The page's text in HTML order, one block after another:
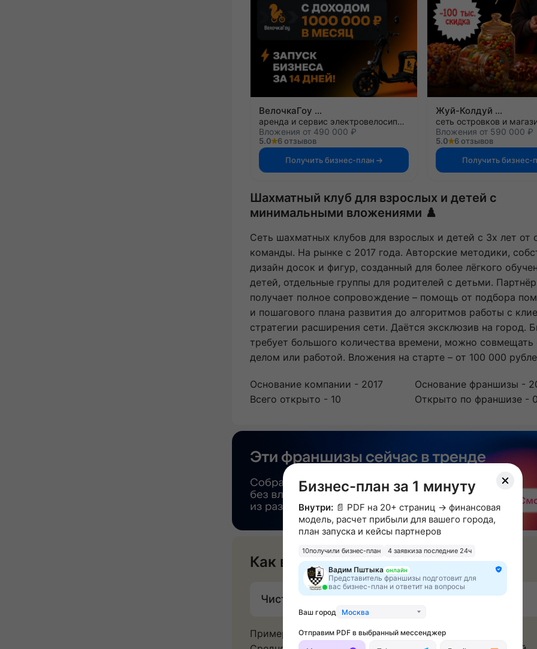
ВелочкаГоу
аренда и сервис электровелосипедов
Вложения от 490 000 ₽
5.0
6 отзывов
Получить бизнес-план
Жуй-Колдуй
Вложения от 590 000 ₽
5.0
6 отзывов
Получить бизнес-
Шахматный клуб для взрослых и детей с
минимальными вложениями ♟️
Сеть шахматных клубов для взрослых и детей с 3х лет от
команды. На рынке с 2017 года. Авторские методики,
дизайн досок и фигур, созданный для более лёгкого
детей, отдельные группы для родителей с детьми. Партнёр
получает полное сопровождение – помощь от подбора
и пошагового плана развития до алгоритмов работы с
стратегии расширения сети. Даётся эксклюзив на город.
требует большого количества времени, можно совмещать
делом или работой. Вложения на старте – от 100 000
Основание компании - 2017
Основание франшизы -
Всего открыто - 10
Открыто по франшизе - 0
Как вы будете зарабатывать
Чистая прибыль: 50 000 - 150 000 ₽ в месяц
Примерный расчет заработка одного шахматного клуба.
Бизнес-план за 1 минуту
Внутри:📄 PDF на 20+ страниц → финансовая
модель, расчет прибыли для вашего города,
план запуска и кейсы партнеров
10получили бизнес-план 4 заявкиза последние 24ч
Вадим Пштыка онлайн
Представитель франшизы подготовит для
вас бизнес-план и ответит на вопросы
Ваш город Москва
Отправим PDF в выбранный мессенджер